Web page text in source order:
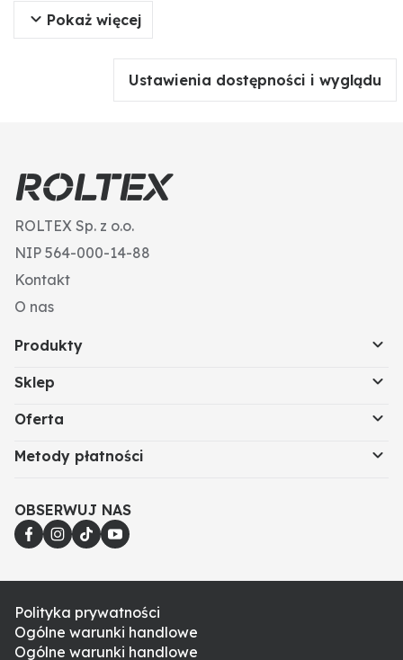
Dodatkowe informacje: BSP-Gewinde
Pokaż więcej
Ustawienia dostępności i wyglądu
ROLTEX Sp. z o.o.
NIP 564-000-14-88
Kontakt
O nas
Produkty
Sklep
Oferta
Metody płatności
OBSERWUJ NAS
Polityka prywatności
Ogólne warunki handlowe
Ogólne warunki handlowe